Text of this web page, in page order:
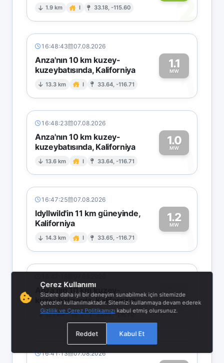
1.9 km I 33.18, -115.60 2
16:48:43 07.08.2026
Anza'nın 10 km kuzey-
kuzeybatısında, Kaliforniya
13.3 km I 33.64, -116.71
1.1
MW1
16:48:23 07.08.2026
Anza'nın 10 km kuzey-
kuzeybatısında, Kaliforniya
13.6 km I 33.64, -116.71
1.0
MW1
16:47:25 07.08.2026
Idyllwild'in 11 km güneyinde,
Kaliforniya
14.3 km I 33.65, -116.71
1.2
MW1
Anza'nın 10 km kuzey-
kuzeybatısında, Kaliforniya
13.1 km I 33.64, -116.70
0.8
MW
0
16:41:13 07.08.2026
Çerez Kullanımı
Sizlere daha iyi bir deneyim sunabilmek için sitemizde
çerezler kullanılmaktadır. Sitemizi kullanmaya devam ederek
Gizlilik ve Çerez Politikamızı kabul etmiş olursunuz.
Reddet Kabul Et